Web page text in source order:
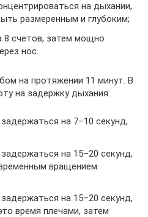
на дыхании,
размеренным и глубоким;
8 счетов, затем мощно
нос.
на протяжении 11 минут. В
на задержку дыхания:
на 7–10 секунд,
на 15–20 секунд,
вращением
на 15–20 секунд,
время плечами, затем